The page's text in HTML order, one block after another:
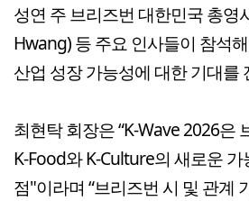
성연 주 브리즈번 대한민국 총영
Hwang) 등 주요 인사들이 참석
산업 성장 가능성에 대한 기대를
최현탁 회장은 “K-Wave 2026은
K-Food와 K-Culture의 새로운
점"이라며 “브리즈번 시 및 관계